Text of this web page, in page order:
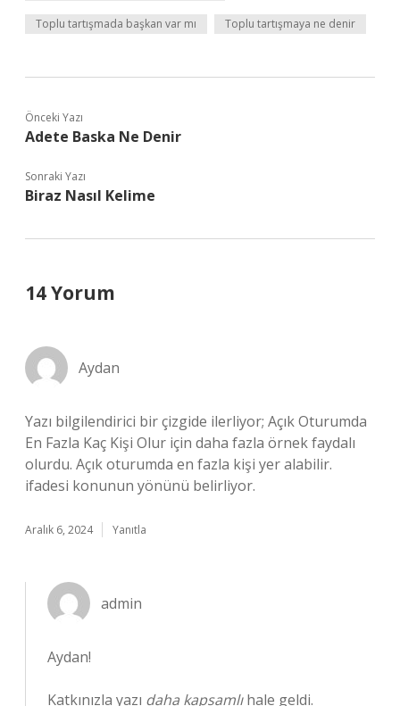
Toplu tartışmada başkan var mı Toplu tartışmaya ne denir
Önceki Yazı
Adete Baska Ne Denir
Sonraki Yazı
Biraz Nasıl Kelime
14 Yorum
Aydan
Yazı bilgilendirici bir çizgide ilerliyor; Açık Oturumda
En Fazla Kaç Kişi Olur için daha fazla örnek faydalı
olurdu. Açık oturumda en fazla kişi yer alabilir.
ifadesi konunun yönünü belirliyor.
Aralık 6, 2024 Yanıtla
admin
Aydan!
Katkınızla yazı daha kapsamlıhale geldi.